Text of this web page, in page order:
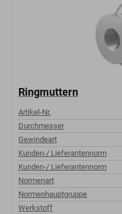
Ringmuttern
Artikel-Nr.
Durchmesser
Gewindeart
Kunden-/ Lieferantennorm
Kunden-/ Lieferantennorm
Normenart
Normenhauptgruppe
Werkstoff